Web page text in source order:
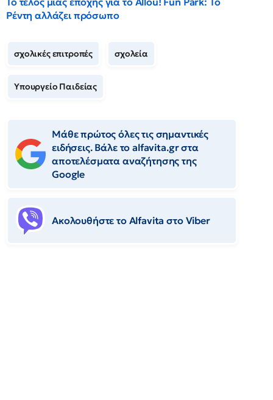
Ρέντη αλλάζει πρόσωπο
σχολικές επιτροπές σχολεία
Υπουργείο Παιδείας
Μάθε πρώτος όλες τις σημαντικές
ειδήσεις. Βάλε το alfavita.gr στα
αποτελέσματα αναζήτησης της
Google
Ακολουθήστε το Αlfavita στο Viber